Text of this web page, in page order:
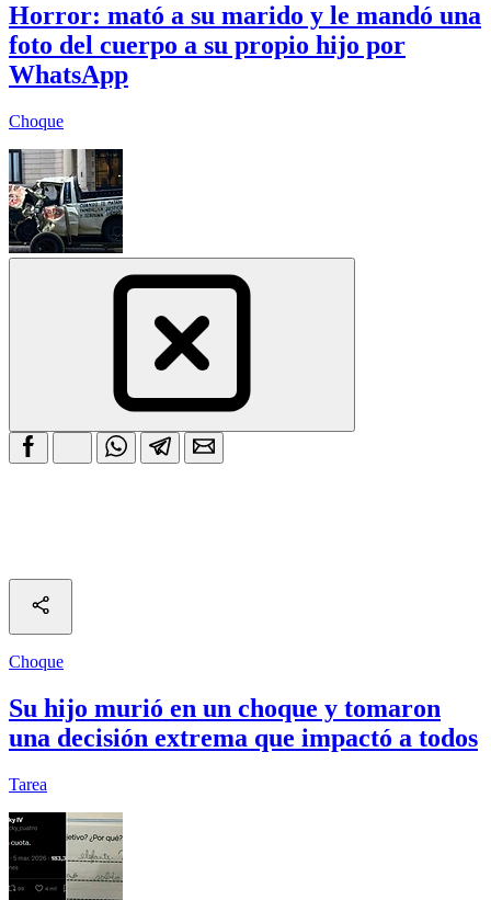
Horror: mató a su marido y le mandó una
foto del cuerpo a su propio hijo por
WhatsApp
Choque
Choque
Su hijo murió en un choque y tomaron
una decisión extrema que impactó a todos
Tarea